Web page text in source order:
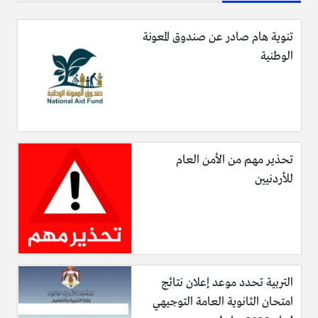
تنوية هام صادر عن صندوق المعونة
الوطنية
تحذير مهم من الأمن العام
للأردنيين
التربية تحدد موعد إعلان نتائج
امتحان الثانوية العامة التوجيهي